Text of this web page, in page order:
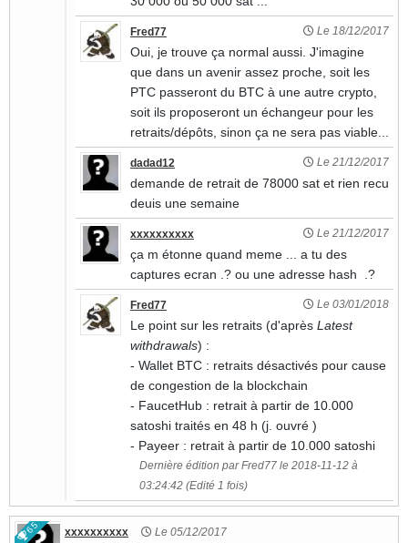
Fred77 Le 18/12/2017
Oui, je trouve ça normal aussi. J'imagine
que dans un avenir assez proche, soit les
PTC passeront du BTC à une autre crypto,
soit ils proposeront un échangeur pour les
retraits/dépôts, sinon ça ne sera pas viable...
dadad12 Le 21/12/2017
demande de retrait de 78000 sat et rien recu
deuis une semaine
xxxxxxxxxx Le 21/12/2017
ça m étonne quand meme ... a tu des
captures ecran .? ou une adresse hash .?
Fred77 Le 03/01/2018
Le point sur les retraits (d'après Latest
withdrawals) :
- Wallet BTC : retraits désactivés pour cause
de congestion de la blockchain
- FaucetHub : retrait à partir de 10.000
satoshi traités en 48 h (j. ouvré )
- Payeer : retrait à partir de 10.000 satoshi
Dernière édition par Fred77 le 2018-11-12 à
03:24:42 (Edité 1 fois)
65 xxxxxxxxxx Le 05/12/2017